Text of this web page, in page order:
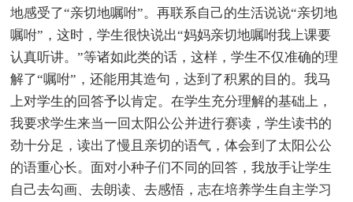
地感受了“亲切地嘱咐”。再联系自己的生活说说“亲切地
嘱咐”，这时，学生很快说出“妈妈亲切地嘱咐我上课要
认真听讲。”等诸如此类的话，这样，学生不仅准确的理
解了“嘱咐”，还能用其造句，达到了积累的目的。我马
上对学生的回答予以肯定。在学生充分理解的基础上，
我要求学生来当一回太阳公公并进行赛读，学生读书的
劲十分足，读出了慢且亲切的语气，体会到了太阳公公
的语重心长。面对小种子们不同的回答，我放手让学生
自己去勾画、去朗读、去感悟，志在培养学生自主学习